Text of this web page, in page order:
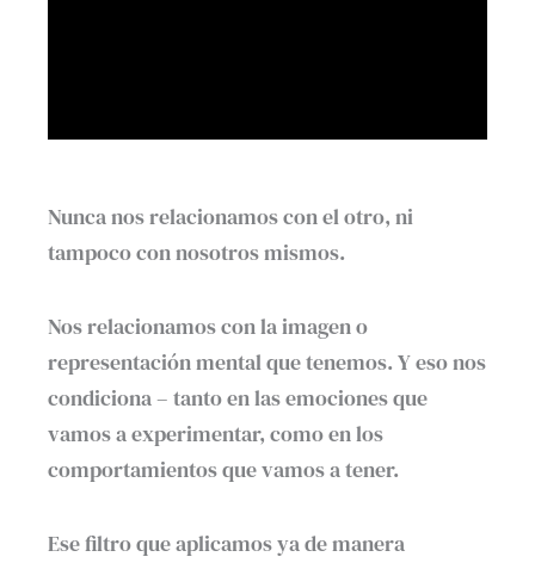
Nunca nos relacionamos con el otro, ni
tampoco con nosotros mismos.
Nos relacionamos con la imagen o
representación mental que tenemos. Y eso nos
condiciona – tanto en las emociones que
vamos a experimentar, como en los
comportamientos que vamos a tener.
Ese filtro que aplicamos ya de manera